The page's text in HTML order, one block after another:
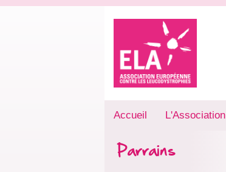
Accueil L'Association
Parrains